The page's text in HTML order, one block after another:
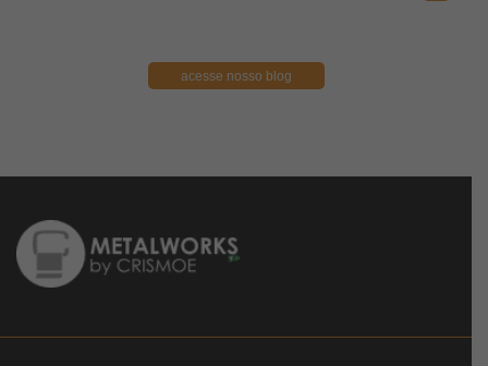
acesse nosso blog